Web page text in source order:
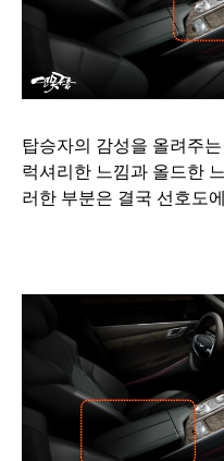
탑승자의 감성을 올려주
럭셔리한 느낌과 올드한
러한 부분은 결국 선호도